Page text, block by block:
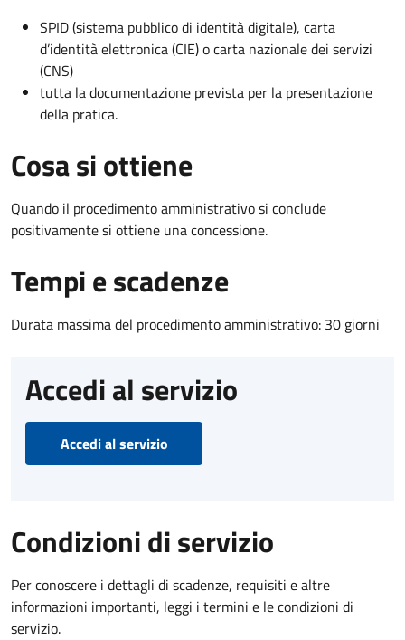
SPID (sistema pubblico di identità digitale), carta
d’identità elettronica (CIE) o carta nazionale dei servizi
(CNS)
tutta la documentazione prevista per la presentazione
della pratica.
Cosa si ottiene
Quando il procedimento amministrativo si conclude
positivamente si ottiene una concessione.
Tempi e scadenze
Durata massima del procedimento amministrativo: 30 giorni
Accedi al servizio
Accedi al servizio
Condizioni di servizio
Per conoscere i dettagli di scadenze, requisiti e altre
informazioni importanti, leggi i termini e le condizioni di
servizio.